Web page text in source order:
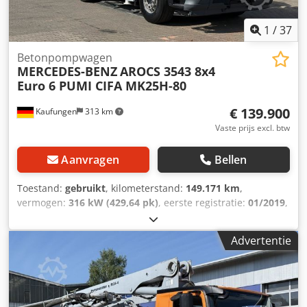
1 /37
Kaufungen 313 km
Betonpompwagen
MERCEDES-BENZAROCS 3543 8x4
Euro 6 PUMI CIFA MK25H-80
€ 139.900
Vaste prijs excl. btw
Aanvragen Bellen
Toestand: gebruikt, kilometerstand: 149.171 km,
vermogen: 316 kW (429,64 pk), eerste registratie: 01/2019,
, totaalgewicht:
asconfiguratie:3 assen, volgende keuring (TÜV):08/2028,
, soort overbrenging:
,
emissieklasse:
Euro 6, Bouwjaar:2018 , Uitrusting:ABS,
airconditioning, Intern voertuignummer: G400135 Per
direct beschikbaar op ons terrein in Kaufungen Meer INFO
onder: * Golec Nutzfahrzeuge GmbH (Duits, Engels,
Advertentie